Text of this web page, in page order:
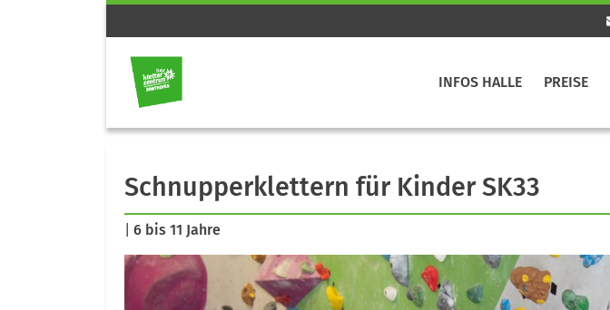
INFOS HALLE PREISE
Schnupperklettern für Kinder SK33
6 bis 11 Jahre